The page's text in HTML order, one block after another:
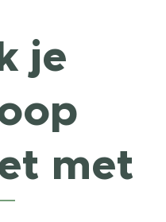
je
met